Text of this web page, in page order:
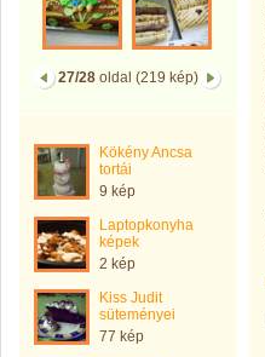
27/28 oldal (219 kép)
Kökény Ancsa
tortái
9 kép
Laptopkonyha
képek
2 kép
Kiss Judit
süteményei
77 kép